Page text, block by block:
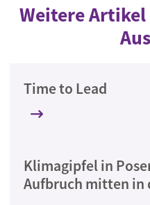
Weitere
Time to Lead
Klimagipfel in
Aufbruch mitten in